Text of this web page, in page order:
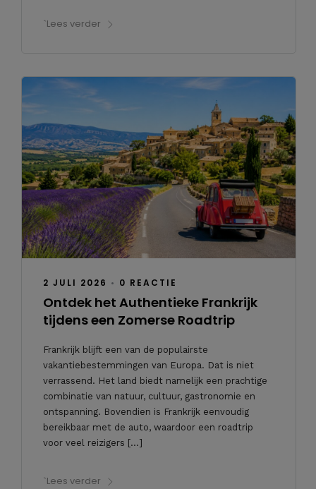
`Lees verder
2 JULI 2026 • 0 REACTIE
Ontdek het Authentieke Frankrijk
tijdens een Zomerse Roadtrip
Frankrijk blijft een van de populairste
vakantiebestemmingen van Europa. Dat is niet
verrassend. Het land biedt namelijk een prachtige
combinatie van natuur, cultuur, gastronomie en
ontspanning. Bovendien is Frankrijk eenvoudig
bereikbaar met de auto, waardoor een roadtrip
voor veel reizigers […]
`Lees verder